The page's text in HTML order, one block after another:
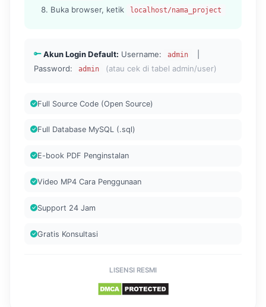
Buka browser, ketik localhost/nama_project
Akun Login Default: Username: admin
Password:
admin (atau cek di tabel admin/user)
Full Source Code (Open Source)
Full Database MySQL (.sql)
E-book PDF Penginstalan
Video MP4 Cara Penggunaan
Support 24 Jam
Gratis Konsultasi
LISENSI RESMI